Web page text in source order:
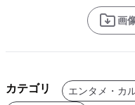
画
カテゴリ エンタメ・カ